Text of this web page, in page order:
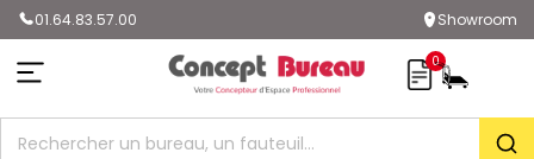
01.64.83.57.00 Showroom
0